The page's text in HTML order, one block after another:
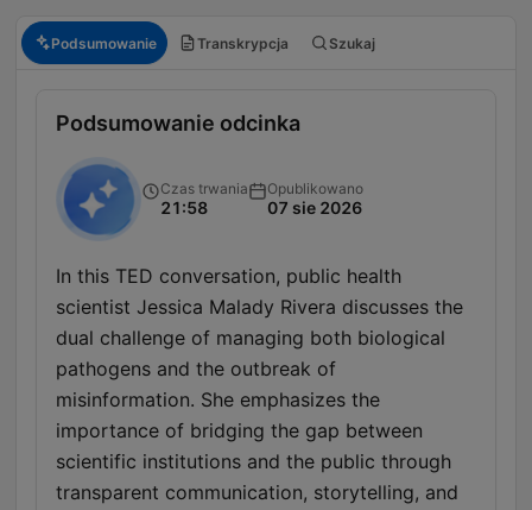
Podsumowanie Transkrypcja Szukaj
Podsumowanie odcinka
Czas trwania
21:58
Opublikowano
07 sie 2026
In this TED conversation, public health
scientist Jessica Malady Rivera discusses the
dual challenge of managing both biological
pathogens and the outbreak of
misinformation. She emphasizes the
importance of bridging the gap between
scientific institutions and the public through
transparent communication, storytelling, and